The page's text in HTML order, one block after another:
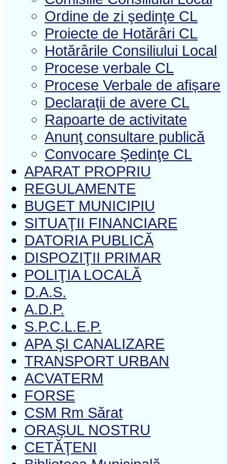
Ordine de zi şedinţe CL
Proiecte de Hotărâri CL
Hotărârile Consiliului Local
Procese verbale CL
Procese Verbale de afișare
Declaraţii de avere CL
Rapoarte de activitate
Anunţ consultare publică
Convocare Şedinţe CL
APARAT PROPRIU
REGULAMENTE
BUGET MUNICIPIU
SITUAŢII FINANCIARE
DATORIA PUBLICĂ
DISPOZIŢII PRIMAR
POLIŢIA LOCALĂ
D.A.S.
A.D.P.
S.P.C.L.E.P.
APA ŞI CANALIZARE
TRANSPORT URBAN
ACVATERM
FORSE
CSM Rm Sărat
ORAŞUL NOSTRU
CETĂŢENI